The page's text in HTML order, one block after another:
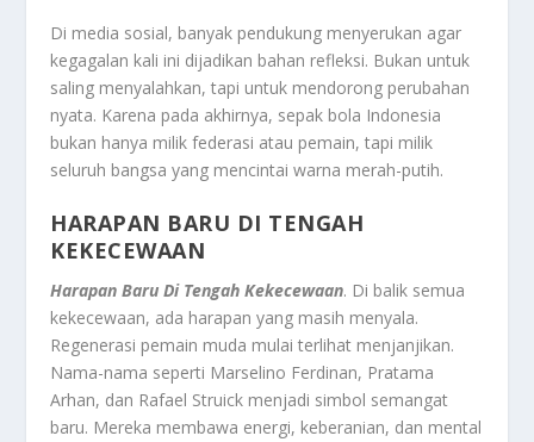
Di media sosial, banyak pendukung menyerukan agar
kegagalan kali ini dijadikan bahan refleksi. Bukan untuk
saling menyalahkan, tapi untuk mendorong perubahan
nyata. Karena pada akhirnya, sepak bola Indonesia
bukan hanya milik federasi atau pemain, tapi milik
seluruh bangsa yang mencintai warna merah-putih.
HARAPAN BARU DI TENGAH
KEKECEWAAN
Harapan Baru Di Tengah Kekecewaan. Di balik semua
kekecewaan, ada harapan yang masih menyala.
Regenerasi pemain muda mulai terlihat menjanjikan.
Nama-nama seperti Marselino Ferdinan, Pratama
Arhan, dan Rafael Struick menjadi simbol semangat
baru. Mereka membawa energi, keberanian, dan mental